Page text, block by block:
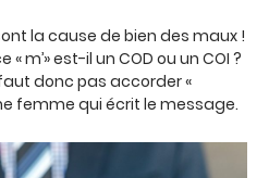
la cause de bien des maux !
m’» est-il un COD ou un COI ?
faut donc pas accorder «
femme qui écrit le message.